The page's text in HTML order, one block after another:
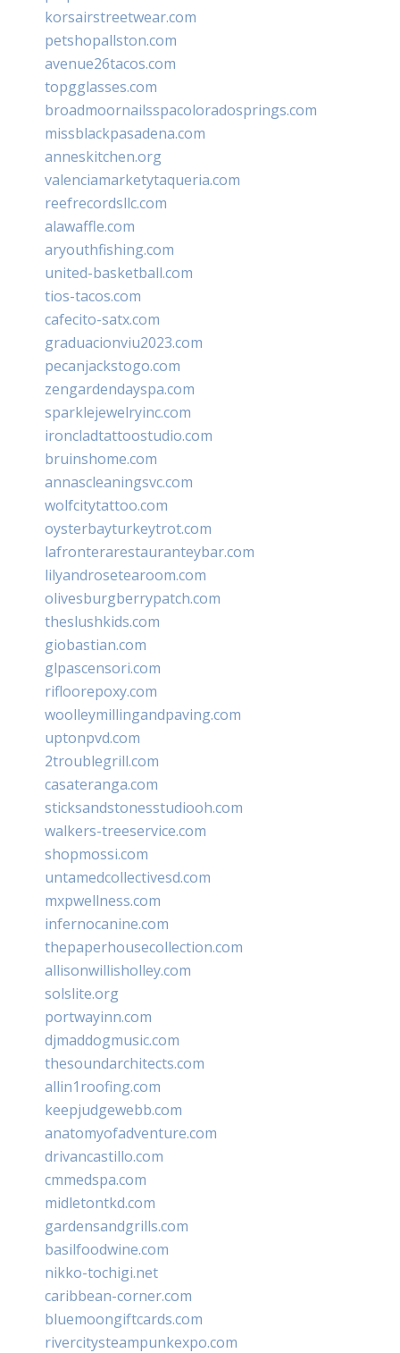
korsairstreetwear.com
petshopallston.com
avenue26tacos.com
topgglasses.com
broadmoornailsspacoloradosprings.com
missblackpasadena.com
anneskitchen.org
valenciamarketytaqueria.com
reefrecordsllc.com
alawaffle.com
aryouthfishing.com
united-basketball.com
tios-tacos.com
cafecito-satx.com
graduacionviu2023.com
pecanjackstogo.com
zengardendayspa.com
sparklejewelryinc.com
ironcladtattoostudio.com
bruinshome.com
annascleaningsvc.com
wolfcitytattoo.com
oysterbayturkeytrot.com
lafronterarestauranteybar.com
lilyandrosetearoom.com
olivesburgberrypatch.com
theslushkids.com
giobastian.com
glpascensori.com
rifloorepoxy.com
woolleymillingandpaving.com
uptonpvd.com
2troublegrill.com
casateranga.com
sticksandstonesstudiooh.com
walkers-treeservice.com
shopmossi.com
untamedcollectivesd.com
mxpwellness.com
infernocanine.com
thepaperhousecollection.com
allisonwillisholley.com
solslite.org
portwayinn.com
djmaddogmusic.com
thesoundarchitects.com
allin1roofing.com
keepjudgewebb.com
anatomyofadventure.com
drivancastillo.com
cmmedspa.com
midletontkd.com
gardensandgrills.com
basilfoodwine.com
nikko-tochigi.net
caribbean-corner.com
bluemoongiftcards.com
rivercitysteampunkexpo.com